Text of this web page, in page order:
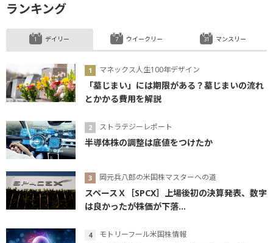
ランキング
デイリー
マネックス人生100年デザイン
「墓じまい」には期限がある？墓じまいの流れ
とかかる費用を解説
ストラテジーレポート
半導体株の調整は底値をつけたか
岡元兵八郎の米国株マスターへの道
スペースＸ［SPCX］上場後初の決算発表、数字
は良かったが株価が下落...
モトリーフール米国株情報
ウイークリー マンスリー